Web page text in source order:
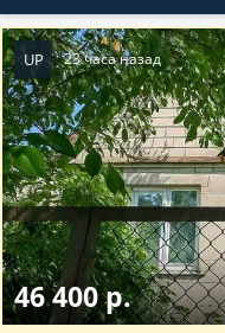
UP 23 часа назад
46 400 р.